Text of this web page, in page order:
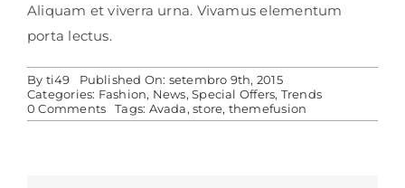
Aliquam et viverra urna. Vivamus elementum
porta lectus.
By ti49
Published On: setembro 9th, 2015
Categories: Fashion, News,Special Offers, Trends
0 Commentson
Duis
Tags: Avada,store, themefusion